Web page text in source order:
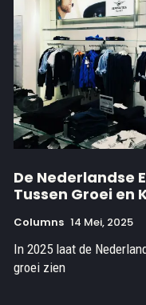
De Nederlandse
Tussen Groei en
Columns 14 Mei, 2025
In 2025 laat de
groei zien